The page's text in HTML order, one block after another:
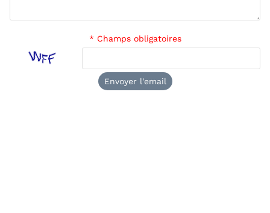
* Champs obligatoires
Envoyer l'email